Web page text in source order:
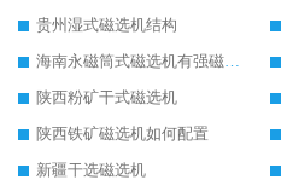
贵州湿式磁选机结构
海南永磁筒式磁选机有强磁的吗
陕西粉矿干式磁选机
陕西铁矿磁选机如何配置
新疆干选磁选机